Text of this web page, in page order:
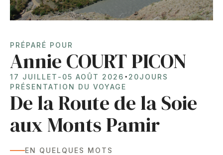
PRÉPARÉ POUR
Annie COURT PICON
17 JUILLET - 05 AOÛT 2026 ⋅ 20JOURS
PRÉSENTATION DU VOYAGE
De la Route de la Soie
aux Monts Pamir
EN QUELQUES MOTS